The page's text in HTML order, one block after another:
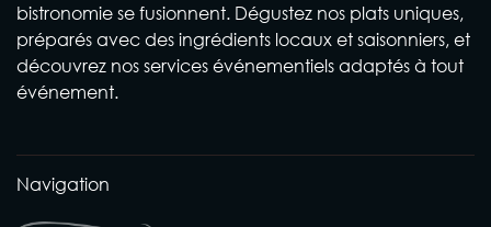
bistronomie se fusionnent. Dégustez nos plats uniques,
préparés avec des ingrédients locaux et saisonniers, et
découvrez nos services événementiels adaptés à tout
événement.
Navigation